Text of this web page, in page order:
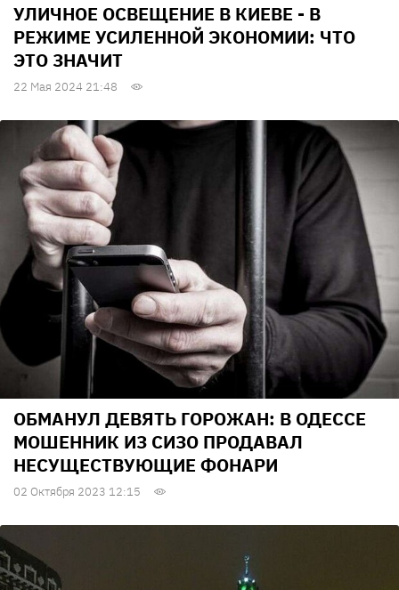
УЛИЧНОЕ ОСВЕЩЕНИЕ В КИЕВЕ - В
РЕЖИМЕ УСИЛЕННОЙ ЭКОНОМИИ: ЧТО
ЭТО ЗНАЧИТ
22 Мая 2024 21:48
ОБМАНУЛ ДЕВЯТЬ ГОРОЖАН: В ОДЕССЕ
МОШЕННИК ИЗ СИЗО ПРОДАВАЛ
НЕСУЩЕСТВУЮЩИЕ ФОНАРИ
02 Октября 2023 12:15